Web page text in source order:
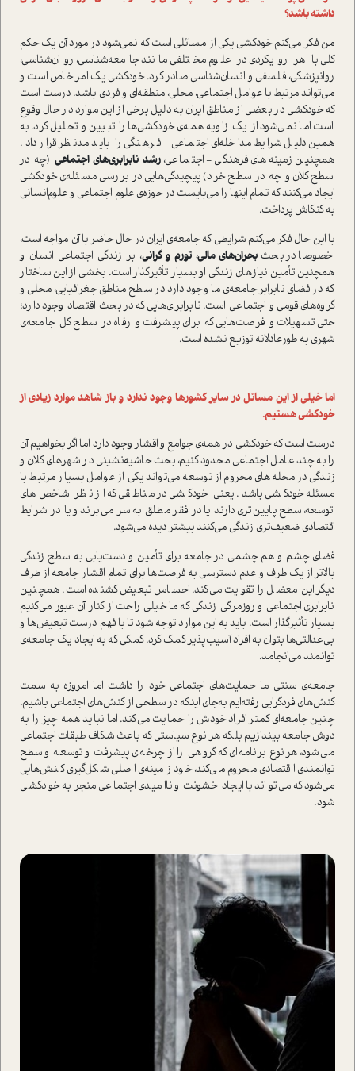
داشته باشد؟
من فکر می‌کنم خودکشی یکی از مسائلی است که نمی‌شود در مورد آن یک حکم
کلی با هر رویکردی در علوم مختلفی مانند جامعه‌شناسی، روان‌شناسی،
روانپزشکی، فلسفی و انسان‌شناسی صادر کرد. خودکشی یک امر خاص است و
می‌تواند مرتبط با عوامل اجتماعی، محلی، منطقه‌ای و فردی باشد. درست است
که خودکشی در بعضی از مناطق ایران به دلیل برخی از این موارد در حال وقوع
است اما نمی‌شود از یک زاویه همه­‌ی خودکشی‌ها را تبیین و تحلیل کرد. به
همین دلیل شرایط مداخله‌ای اجتماعی - فرهنگی را باید مدنظر قرار داد.
همچنین زمینه‌های فرهنگی - اجتماعی،رشد نابرابری‌های اجتماعی (چه در
سطح کلان و چه در سطح خرد) پیچیدگی‌هایی در بررسی مسئله­‌ی خودکشی
ایجاد می‌کنند که تمام اینها را می‌بایست در حوزه­‌ی علوم اجتماعی و علوم‌انسانی
به کنکاش پرداخت.
با این حال فکر می‌کنم شرایطی که جامعه‌­ی ایران در حال حاضر با آن مواجه است،
خصوصا در بحث بحران‌های مالی، تورم و گرانی، بر زندگی اجتماعی انسان و
همچنین تأمین نیازهای زندگی او بسیار تأثیرگذار است. بخشی از این ساختار
که در فضای نابرابر جامعه­‌ی ما وجود دارد در سطح مناطق جغرافیایی، محلی و
گروه‌های قومی و اجتماعی است. نابرابری‌هایی که در بحث اقتصاد وجود دارد؛
حتی تسهیلات و فرصت‌هایی که برای پیشرفت و رفاه در سطح کل جامعه­‌ی
شهری به طورعادلانه توزیع نشده است.
اما خیلی از این مسائل در سایر کشورها وجود ندارد و باز شاهد موارد زیادی از
خودکشی هستیم.
درست است که خودکشی در همه­‌ی جوامع و اقشار وجود دارد اما اگر بخواهیم آن
را به چند عامل اجتماعی محدود کنیم، بحث حاشیه‌نشینی در شهرهای کلان و
زندگی در محله‌های محروم از توسعه می‌تواند یکی از عوامل بسیار مرتبط با
مسئله خودکشی باشد. یعنی خودکشی در مناطقی که از نظر شاخص‌های
توسعه، سطح پایین‌تری دارند یا در فقر مطلق به سر می‌برند و یا در شرایط
اقتصادی ضعیف‌تری زندگی می‌کنند بیشتر دیده می‌شود.
فضای چشم و هم چشمی در جامعه برای تأمین و دست‌یابی به سطح زندگی
بالاتر از یک طرف و عدم دسترسی به فرصت‌ها برای تمام اقشار جامعه از طرف
دیگر این معضل را تقویت می‌کند. احساس تبعیض کشنده است. همچنین
نابرابری اجتماعی و روزمرگی زندگی که ما خیلی راحت از کنار آن عبور می‌کنیم
بسیار تأثیرگذار است. باید به این موارد توجه شود تا با فهم درست تبعیض‌ها و
بی‌عدالتی‌ها بتوان به افراد آسیب‌پذیر کمک کرد. کمکی که به ایجاد یک جامعه­‌ی
توانمند می‌انجامد.
جامعه­‌ی سنتی ما حمایت‌های اجتماعی خود را داشت اما امروزه به سمت
کنش‌های فردگرایی رفته‌ایم به‌جای اینکه در سطحی از کنش‌های اجتماعی باشیم.
چنین جامعه‌ای کمتر افراد خودش را حمایت می‌کند. اما نباید همه چیز را به
دوش جامعه بیندازیم بلکه هر نوع سیاستی که باعث شکاف طبقات اجتماعی
می‌شود، هر نوع برنامه‌ای که گروهی را از چرخه­‌ی پیشرفت و توسعه و سطح
توانمندی اقتصادی محروم می‌کند، خود زمینه­‌ی اصلی شکل‌گیری کنش‌هایی
می‌شود که می‌تواند با ایجاد خشونت و ناامیدی اجتماعی منجر به خودکشی
شود.